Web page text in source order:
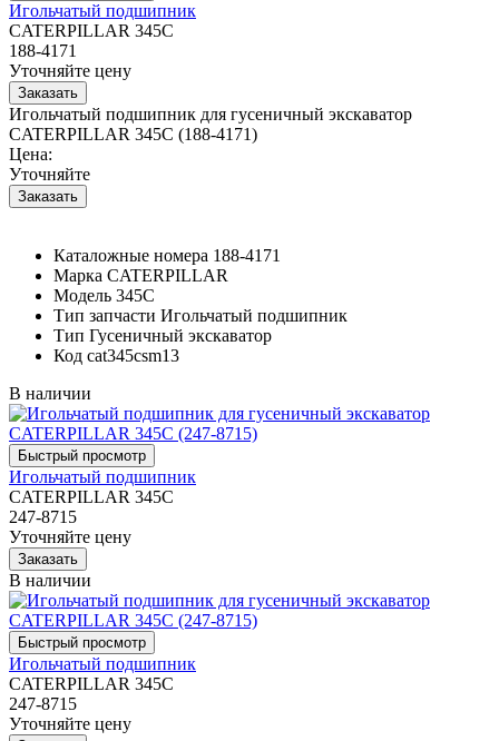
Игольчатый подшипник
CATERPILLAR 345C
188-4171
Уточняйте цену
Игольчатый подшипник для гусеничный экскаватор
CATERPILLAR 345C (188-4171)
Цена:
Уточняйте
Каталожные номера 188-4171
Марка CATERPILLAR
Модель 345C
Тип запчасти Игольчатый подшипник
Тип Гусеничный экскаватор
Код cat345csm13
В наличии
Игольчатый подшипник
CATERPILLAR 345C
247-8715
Уточняйте цену
В наличии
Игольчатый подшипник
CATERPILLAR 345C
247-8715
Уточняйте цену